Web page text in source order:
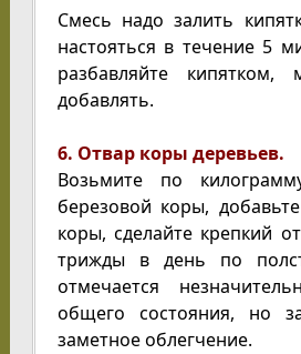
Смесь надо залить
настояться в течение 5
разбавляйте кипятком,
добавлять.
6. Отвар коры деревьев.
Возьмите по
березовой коры,
коры, сделайте крепкий
трижды в день по
отмечается
общего состояния, но
заметное облегчение.